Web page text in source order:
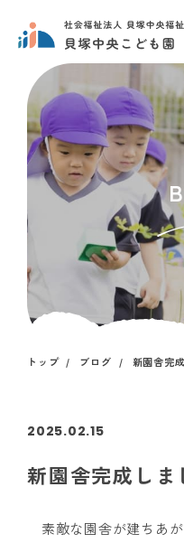
トップ ブログ 新園舎完
2025.02.15
新園舎完成しま
素敵な園舎が建ちあ